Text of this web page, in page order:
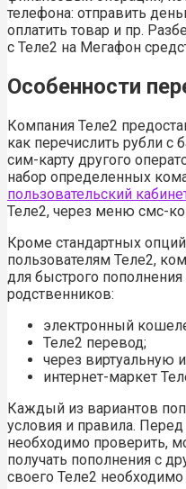
телефона: отправить
оплатить товар и пр.
с Теле2 на Мегафон
Особенности
Компания Теле2
как перечислить рубли с
сим-карту другого
набор определенных
пользовательский
Теле2, через меню смс-
Кроме стандартных
пользователям Теле2,
для быстрого
родственников:
электронный
Теле2 перевод;
через виртуальную
интернет-маркет
Каждый из вариантов
условия и правила. Перед
необходимо проверить,
получать пополнения с
своего Теле2